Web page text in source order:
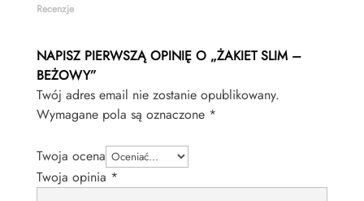
Recenzje
NAPISZ PIERWSZĄ OPINIĘ O „ŻAKIET SLIM –
BEŻOWY”
Twój adres email nie zostanie opublikowany.
Wymagane pola są oznaczone *
Twoja ocena
Twoja opinia *